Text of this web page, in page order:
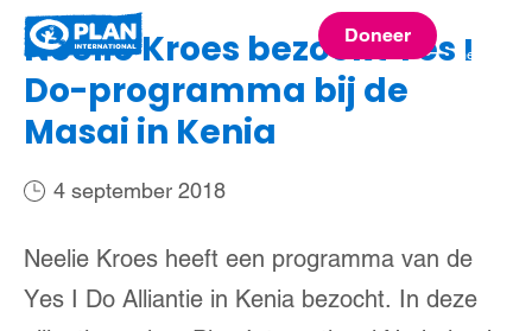
International
Doneer
menu
Neelie Kroes bezoekt Yes I
Do-programma bij de
Masai in Kenia
4 september 2018
Neelie Kroes heeft een programma van de
Yes I Do Alliantie in Kenia bezocht. In deze